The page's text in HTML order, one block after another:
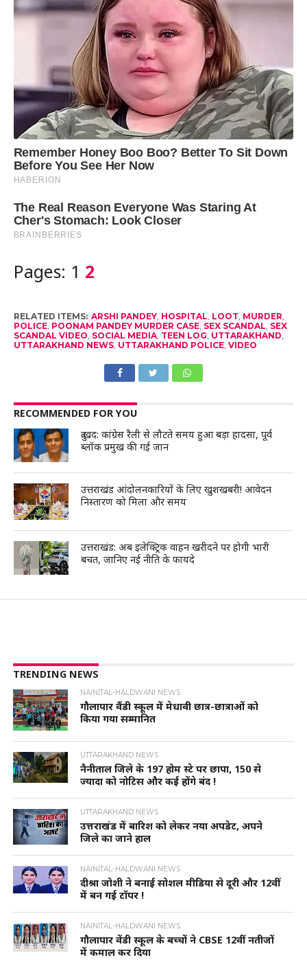
Pages: 1 2
RELATED ITEMS: ARSHI PANDEY, HOSPITAL, LOOT, MURDER,
POLICE, POONAM PANDEY MURDER CASE, SEX SCANDAL, SEX
SCANDAL VIDEO, SOCIAL MEDIA, TEEN LOG, UTTARAKHAND,
UTTARAKHAND NEWS, UTTARAKHAND POLICE, VIDEO
RECOMMENDED FOR YOU
दुःखद: कांग्रेस रैली से लौटते समय हुआ बड़ा हादसा, पूर्व
ब्लॉक प्रमुख की गई जान
उत्तराखंड आंदोलनकारियों के लिए खुशखबरी! आवेदन
निस्तारण को मिला और समय
उत्तराखंड: अब इलेक्ट्रिक वाहन खरीदने पर होगी भारी
बचत, जानिए नई नीति के फायदे
TRENDING NEWS
NAINITAL-HALDWANI NEWS
गौलापार वैंडी स्कूल में मेधावी छात्र-छात्राओं को
किया गया सम्मानित
UTTARAKHAND NEWS
नैनीताल जिले के 197 होम स्टे पर छापा, 150 से
ज्यादा को नोटिस और कई होंगे बंद !
UTTARAKHAND NEWS
उत्तराखंड में बारिश को लेकर नया अपडेट, अपने
जिले का जाने हाल
NAINITAL-HALDWANI NEWS
दीश्रा जोशी ने बनाई सोशल मीडिया से दूरी और 12वीं
में बन गई टॉपर !
NAINITAL-HALDWANI NEWS
गौलापार वेंडी स्कूल के बच्चों ने CBSE 12वीं नतीजों
में कमाल कर दिया